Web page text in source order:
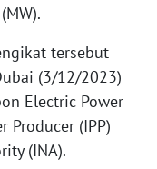
tersebut
(3/12/2023)
Electric Power
Producer (IPP)
(INA).